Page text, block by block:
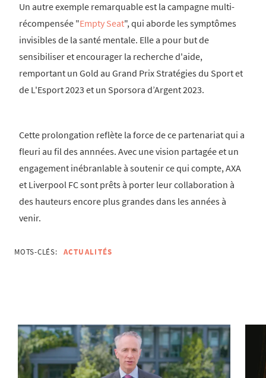
Un autre exemple remarquable est la campagne multi-
récompensée "Empty Seat", qui aborde les symptômes
invisibles de la santé mentale. Elle a pour but de
sensibiliser et encourager la recherche d'aide,
remportant un Gold au Grand Prix Stratégies du Sport et
de L'Esport 2023 et un Sporsora d’Argent 2023.
Cette prolongation reflète la force de ce partenariat qui a
fleuri au fil des annnées. Avec une vision partagée et un
engagement inébranlable à soutenir ce qui compte, AXA
et Liverpool FC sont prêts à porter leur collaboration à
des hauteurs encore plus grandes dans les années à
venir.
MOTS-CLÉS: ACTUALITÉS